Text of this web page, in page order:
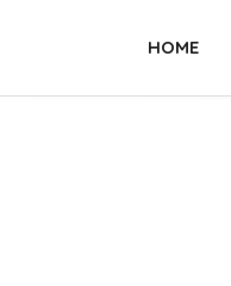
HOME